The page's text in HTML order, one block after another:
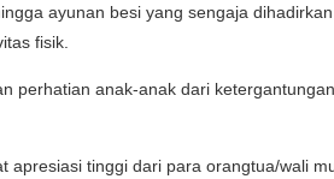
ayunan besi yang sengaja
fisik.
perhatian anak-anak dari
apresiasi tinggi dari para orangtua/wali